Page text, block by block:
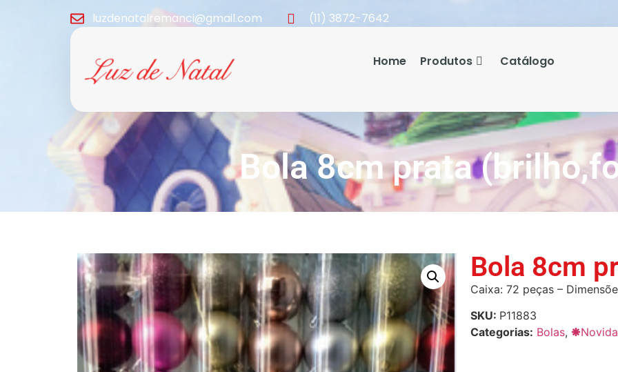
luzdenatalremanci@gmail.com (11) 3872-7642
Home Produtos Catálogo
Bola 8cm prata
Bola 8cm
Caixa: 72 peças –
SKU: P11883
Categorias: Bolas,